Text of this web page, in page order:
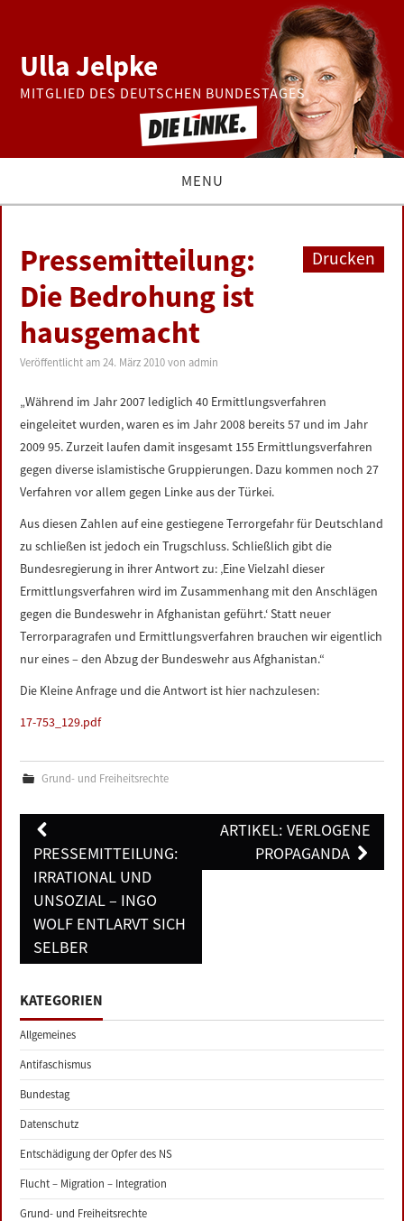
Ulla Jelpke
MITGLIED DES DEUTSCHEN BUNDESTAGES
MENU
BUNDESTAG
PRESSE
ZUR PERSON
LINKS
DATENSCHUTZERKLÄRUNG
IMPRESSUM
Drucken
Pressemitteilung:
Die Bedrohung ist
hausgemacht
Veröffentlicht am24. März 2010 vonadmin
„Während im Jahr 2007 lediglich 40 Ermittlungsverfahren
eingeleitet wurden, waren es im Jahr 2008 bereits 57 und im Jahr
2009 95. Zurzeit laufen damit insgesamt 155 Ermittlungsverfahren
gegen diverse islamistische Gruppierungen. Dazu kommen noch 27
Verfahren vor allem gegen Linke aus der Türkei.
Aus diesen Zahlen auf eine gestiegene Terrorgefahr für Deutschland
zu schließen ist jedoch ein Trugschluss. Schließlich gibt die
Bundesregierung in ihrer Antwort zu: ‚Eine Vielzahl dieser
Ermittlungsverfahren wird im Zusammenhang mit den Anschlägen
gegen die Bundeswehr in Afghanistan geführt.‘ Statt neuer
Terrorparagrafen und Ermittlungsverfahren brauchen wir eigentlich
nur eines – den Abzug der Bundeswehr aus Afghanistan.“
Die Kleine Anfrage und die Antwort ist hier nachzulesen:
17-753_129.pdf
Grund- und Freiheitsrechte
Post
navigation
PRESSEMITTEILUNG:
IRRATIONAL UND
UNSOZIAL – INGO
WOLF ENTLARVT SICH
SELBER
ARTIKEL: VERLOGENE
PROPAGANDA
KATEGORIEN
Allgemeines
Antifaschismus
Bundestag
Datenschutz
Entschädigung der Opfer des NS
Flucht – Migration – Integration
Grund- und Freiheitsrechte